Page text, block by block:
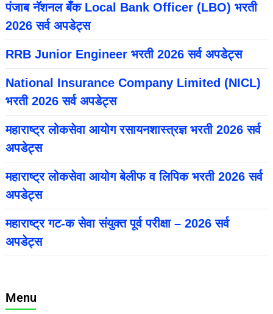
पंजाब नॅशनल बँक Local Bank Officer (LBO) भरती
2026 सर्व अपडेट्स
RRB Junior Engineer भरती 2026 सर्व अपडेट्स
National Insurance Company Limited (NICL)
भरती 2026 सर्व अपडेट्स
महाराष्ट्र लोकसेवा आयोग रसायनशास्त्रज्ञ भरती 2026 सर्व
अपडेट्स
महाराष्ट्र लोकसेवा आयोग बेलीफ व लिपिक भरती 2026 सर्व
अपडेट्स
महाराष्ट्र गट-क सेवा संयुक्त पूर्व परीक्षा – 2026 सर्व
अपडेट्स
Menu